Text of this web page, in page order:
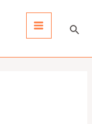
MAIN
MENU